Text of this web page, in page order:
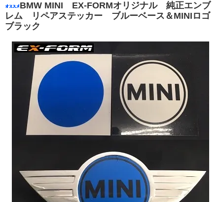
BMW MINI EX-FORMオリジナル 純正エンブ
レム リペアステッカー ブルーベース＆MINIロゴ
ブラック